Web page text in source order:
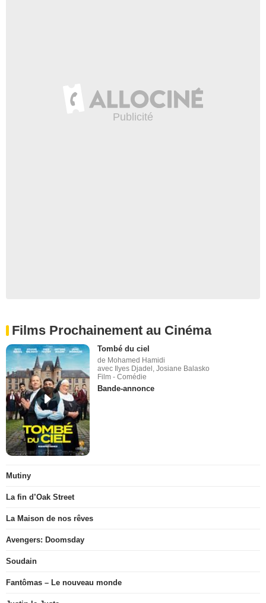
Films Prochainement au Cinéma
Tombé du ciel
de Mohamed Hamidi
avec Ilyes Djadel, Josiane Balasko
Film - Comédie
Bande-annonce
Mutiny
La fin d’Oak Street
La Maison de nos rêves
Avengers: Doomsday
Soudain
Fantômas – Le nouveau monde